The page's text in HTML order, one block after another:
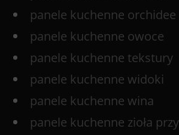
panele kuchenne orchidee
panele kuchenne owoce
panele kuchenne tekstury
panele kuchenne widoki
panele kuchenne wina
panele kuchenne zioła